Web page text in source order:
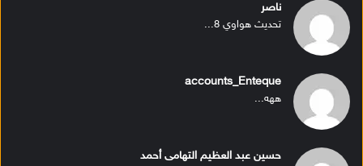
ناصر
تحديث هواوي 8...
accounts_Enteque
ههه...
حسين عبد العظيم التهامى أحمد